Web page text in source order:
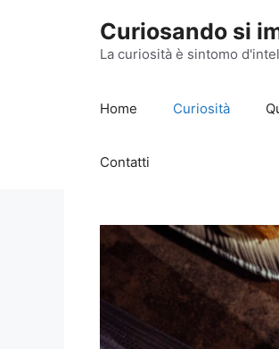
Curiosando si
La curiosità è sintomo
Home Curiosità
Contatti